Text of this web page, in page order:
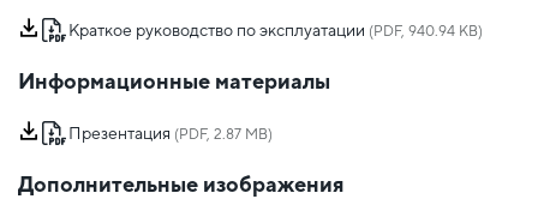
Краткое руководство по эксплуатации (PDF, 940.94 KB)
Информационные материалы
Презентация (PDF, 2.87 MB)
Дополнительные изображения